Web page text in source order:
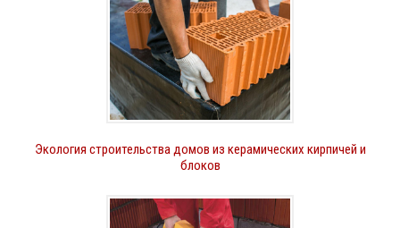
Экология строительства домов из керамических кирпичей и
блоков